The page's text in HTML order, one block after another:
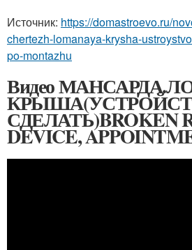
Источник: https://domastroevo.ru/
chertezh-lomanaya-krysha-
po-montazhu
Видео
СДЕЛАТЬ)BROKEN
DEVICE,